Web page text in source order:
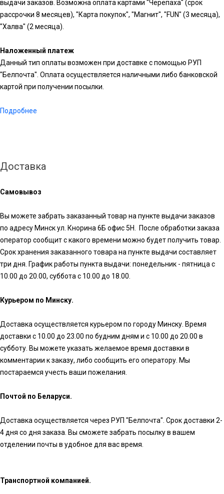
выдачи заказов. Возможна оплата картами "Черепаха" (срок
рассрочки 8 месяцев), "Карта покупок", "Магнит", "FUN" (3 месяца),
"Халва" (2 месяца).
Наложенный платеж
Данный тип оплаты возможен при доставке с помощью РУП
"Белпочта". Оплата осуществляется наличными либо банковской
картой при получении посылки.
Подробнее
Доставка
Самовывоз
Вы можете забрать заказанный товар на пункте выдачи заказов
по адресу Минск ул. Кнорина 6Б офис 5Н. После обработки заказа
оператор сообщит с какого времени можно будет получить товар.
Срок хранения заказанного товара на пункте выдачи составляет
три дня. График работы пункта выдачи: понедельник - пятница с
10.00 до 20.00, суббота с 10.00 до 18.00.
Курьером по Минску.
Доставка осуществляется курьером по городу Минску. Время
доставки с 10.00 до 23.00 по будним дням и с 10.00 до 20.00 в
субботу. Вы можете указать желаемое время доставки в
комментарии к заказу, либо сообщить его оператору. Мы
постараемся учесть ваши пожелания.
Почтой по Беларуси.
Доставка осуществляется через РУП "Белпочта". Срок доставки 2-
4 дня со дня заказа. Вы сможете забрать посылку в вашем
отделении почты в удобное для вас время.
Транспортной компанией.